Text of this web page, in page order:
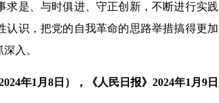
求是、与时俱进、守正创新，不断进行实践
识，把党的自我革命的思路举措搞得更加
入。
年1月8日），《人民日报》2024年1月9日